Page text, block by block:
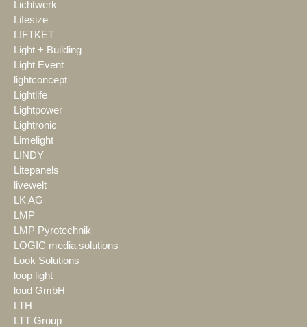
Lichtwerk
Lifesize
LIFTKET
Light + Building
Light Event
lightconcept
Lightlife
Lightpower
Lightronic
Limelight
LINDY
Litepanels
livewelt
LK AG
LMP
LMP Pyrotechnik
LOGIC media solutions
Look Solutions
loop light
loud GmbH
LTH
LTT Group